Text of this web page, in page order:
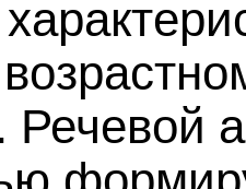
Речевой